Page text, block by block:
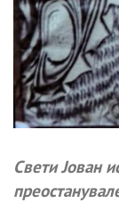
Свети Јован